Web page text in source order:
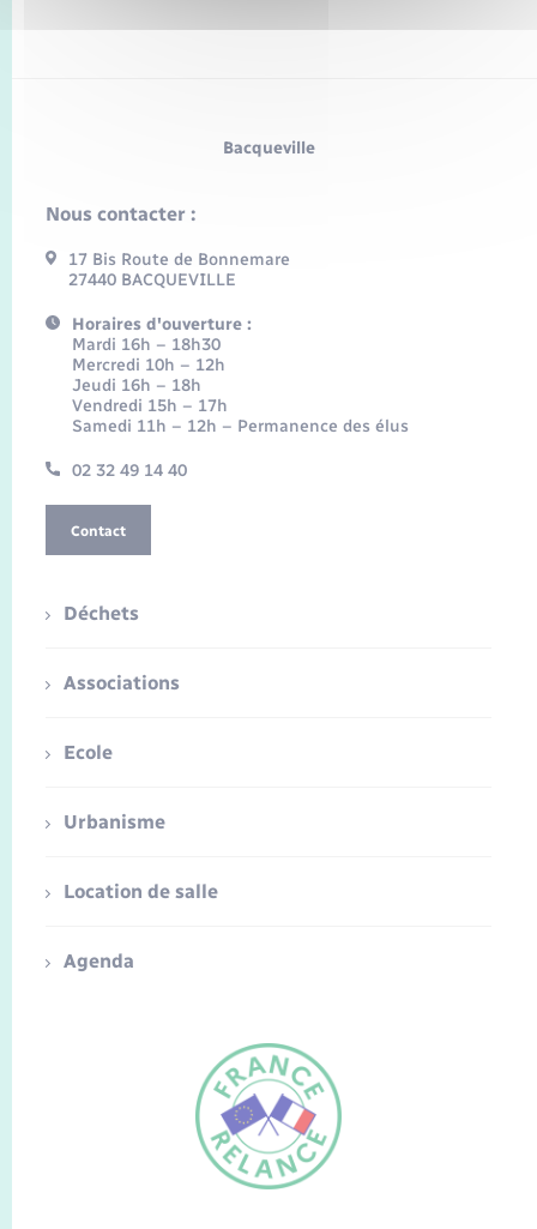
FR
Bacqueville
Nous contacter :
17 Bis Route de Bonnemare
27440 BACQUEVILLE
Horaires d'ouverture :
Mardi 16h – 18h30
Mercredi 10h – 12h
Jeudi 16h – 18h
Vendredi 15h – 17h
Samedi 11h – 12h – Permanence des élus
02 32 49 14 40
Contact
Déchets
Associations
Ecole
Urbanisme
Location de salle
Agenda